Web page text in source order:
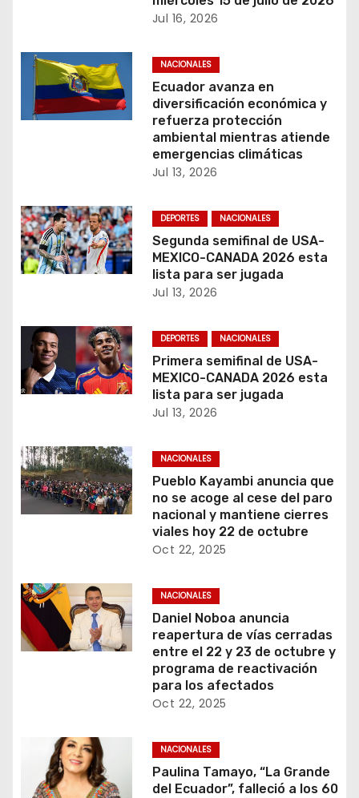
d
e
t
r
a
a
s
Jul 16, 2026
NACIONALES
Ecuador avanza en
diversificación económica y
refuerza protección
ambiental mientras atiende
emergencias climáticas
Jul 13, 2026
DEPORTES NACIONALES
Segunda semifinal de USA-
MEXICO-CANADA 2026 esta
lista para ser jugada
Jul 13, 2026
DEPORTES NACIONALES
Primera semifinal de USA-
MEXICO-CANADA 2026 esta
lista para ser jugada
Jul 13, 2026
NACIONALES
Pueblo Kayambi anuncia que
no se acoge al cese del paro
nacional y mantiene cierres
viales hoy 22 de octubre
Oct 22, 2025
NACIONALES
Daniel Noboa anuncia
reapertura de vías cerradas
entre el 22 y 23 de octubre y
programa de reactivación
para los afectados
Oct 22, 2025
NACIONALES
Paulina Tamayo, “La Grande
del Ecuador”, falleció a los 60